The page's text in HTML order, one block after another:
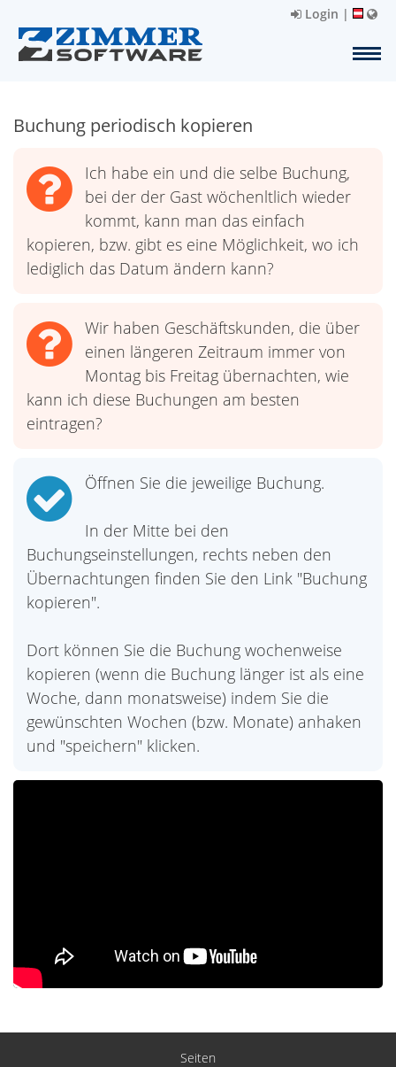
Login |
Buchung periodisch kopieren
Ich habe ein und die selbe Buchung,
bei der der Gast wöchenltlich wieder
kommt, kann man das einfach
kopieren, bzw. gibt es eine Möglichkeit, wo ich
lediglich das Datum ändern kann?
Wir haben Geschäftskunden, die über
einen längeren Zeitraum immer von
Montag bis Freitag übernachten, wie
kann ich diese Buchungen am besten
eintragen?
Öffnen Sie die jeweilige Buchung.
In der Mitte bei den
Buchungseinstellungen, rechts neben den
Übernachtungen finden Sie den Link "Buchung
kopieren".
Dort können Sie die Buchung wochenweise
kopieren (wenn die Buchung länger ist als eine
Woche, dann monatsweise) indem Sie die
gewünschten Wochen (bzw. Monate) anhaken
und "speichern" klicken.
Seiten